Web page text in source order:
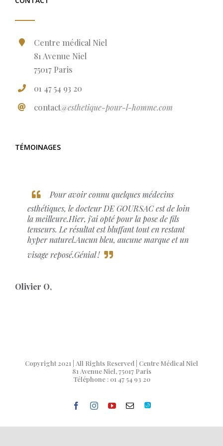
Centre médical Niel
81 Avenue Niel
75017 Paris
01 47 54 93 20
contact@esthetique-pour-l-homme.com
TÉMOINAGES
Pour avoir connu quelques médecins
esthétiques, le docteur DE GOURSAC est de loin
la meilleure.Hier, j'ai opté pour la pose de fils
tenseurs. Le résultat est bluffant tout en restant
hyper naturel.Aucun bleu, aucune marque et un
visage reposé.Génial !
Olivier O,
Copyright 2021 | All Rights Reserved | Centre Médical Niel
81 Avenue Niel, 75017 Paris
Téléphone : 01 47 54 93 20
facebookinstagram
youtubeEmailDoctolib